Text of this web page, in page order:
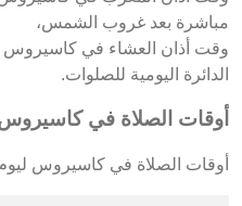
مباشرة بعد غروب الشمس،
وقت أذان العشاء في كاسيروس :
الدائرة اليومية للصلوات.
أوقات الصلاة في كاسيروس
أوقات الصلاة في كاسيروس ليوم الجمعة 07/08/